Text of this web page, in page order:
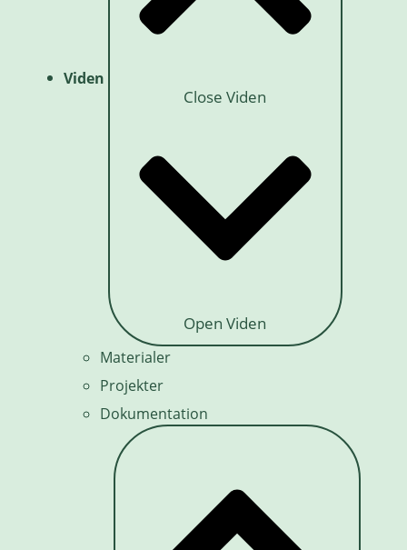
Viden
Close Viden
Open Viden
Materialer
Projekter
Dokumentation